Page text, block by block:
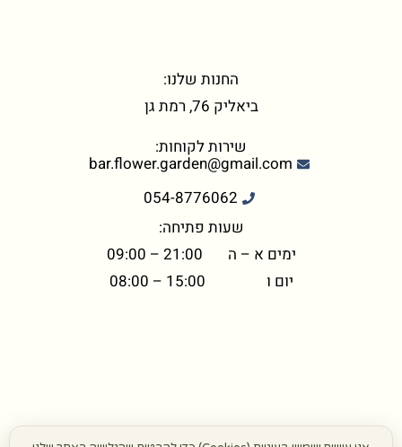
החנות שלנו:
ביאליק 76, רמת גן
bar.flower.garden@gmail.com
054-8776062
שעות פתיחה:
ימים א – ה 21:00 – 09:00
יום ו 15:00 – 08:00
שירות לקוחות: